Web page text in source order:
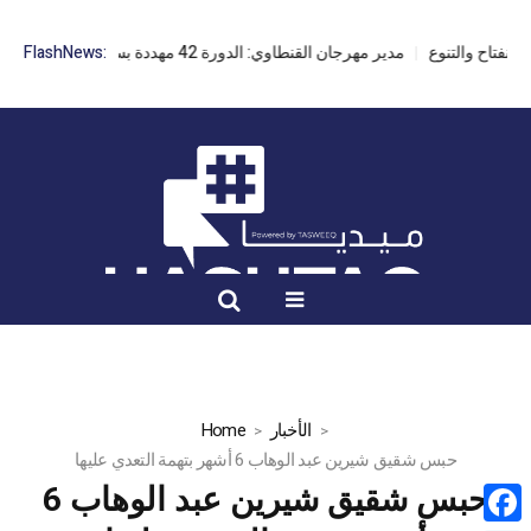
FlashNews: مدير مهرجان القنطاوي: الدورة 42 مهددة بسبب تأخر التراخيص
Home
الأخبار
حبس شقيق شيرين عبد الوهاب 6 أشهر بتهمة التعدي عليها
حبس شقيق شيرين عبد الوهاب 6